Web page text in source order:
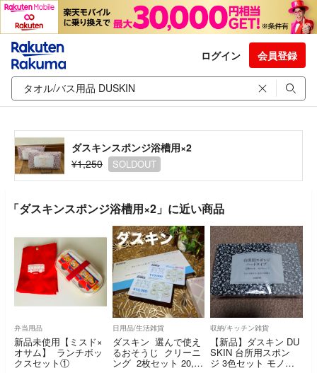
ログイン 会員登録
ダスキンスポンジ浴槽用×2
¥1,250
SOLDOUT
「ダスキンスポンジ浴槽用×2」に近い商品
弁当用品
新品未使用【ミスド×
オサム】 ランチボッ
クスセット①
日用品/生活雑貨
ダスキン 選んで使え
るおそうじ クリーニ
ング 2枚セット 20,00
収納/キッチン雑貨
【新品】ダスキン DU
SKIN 台所用スポン
ジ 3色セット モノト